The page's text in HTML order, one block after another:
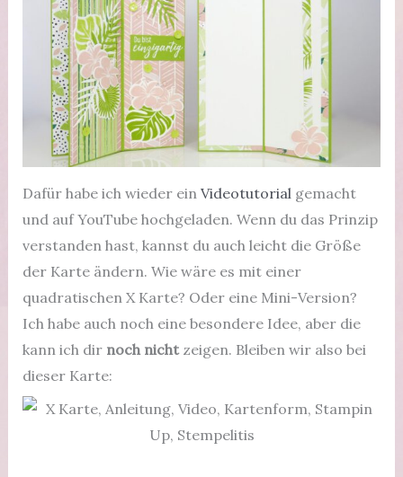
Dafür habe ich wieder ein Videotutorialgemacht
und auf YouTube hochgeladen. Wenn du das Prinzip
verstanden hast, kannst du auch leicht die Größe
der Karte ändern. Wie wäre es mit einer
quadratischen X Karte? Oder eine Mini-Version?
Ich habe auch noch eine besondere Idee, aber die
kann ich dir noch nichtzeigen. Bleiben wir also bei
dieser Karte: